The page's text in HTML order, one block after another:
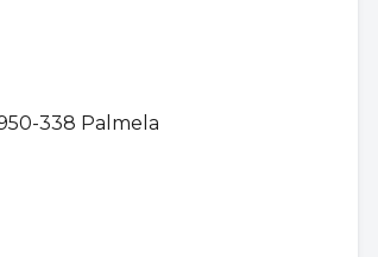
338 Palmela